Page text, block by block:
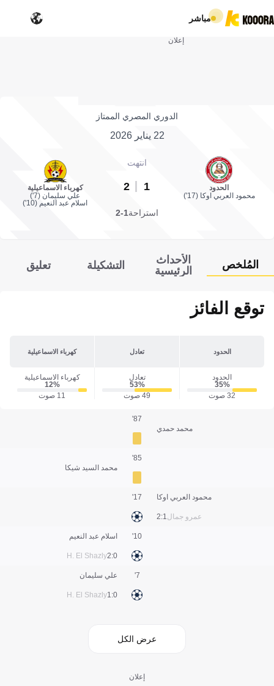
مباشر
إعلان
الدوري المصري الممتاز
22 يناير 2026
الحدود
محمود العربي اوكا (17')
انتهت
1
2
كهرباء الاسماعيلية
علي سليمان (7')
اسلام عبد النعيم (10')
استراحة1-2
المُلخص
الأحداث
الرئيسية
التشكيلة تعليق
توقع الفائز
الحدود تعادل كهرباء الاسماعيلية
الحدود
35‎%‎
32 صوت
تعادل
53‎%‎
49 صوت
كهرباء الاسماعيلية
12‎%‎
11 صوت
محمد حمدي
87'
محمد السيد شيكا
85'
محمود العربي اوكا
عمرو جمال1:2
17'
اسلام عبد النعيم
H. El Shazly0:2
10'
علي سليمان
H. El Shazly0:1
7'
عرض الكل
إعلان